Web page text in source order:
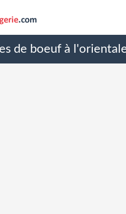
de boeuf à